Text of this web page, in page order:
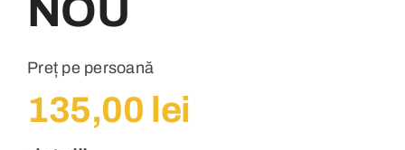
NOU
Preț pe persoană
135,00 lei